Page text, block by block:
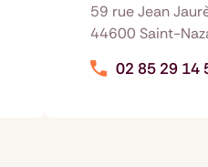
59 rue Jean
44600 Saint-
02 85 29 14